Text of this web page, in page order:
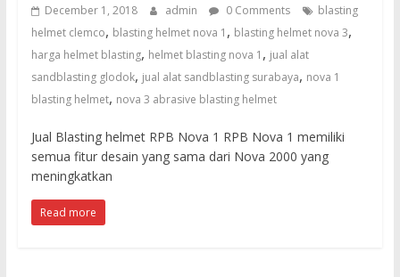
untuk
sandblasting
dan
waterjet
cut
December 1, 2018 admin 0 Comments
blasting
helmet clemco, blasting helmet nova 1 , blasting helmet nova 3,
harga helmet blasting, helmet blasting nova 1 , jual alat
sandblasting glodok, jual alat sandblasting surabaya, nova 1
blasting helmet, nova 3 abrasive blasting helmet
Jual Blasting helmet RPB Nova 1 RPB Nova 1 memiliki
semua fitur desain yang sama dari Nova 2000 yang
meningkatkan
Read more